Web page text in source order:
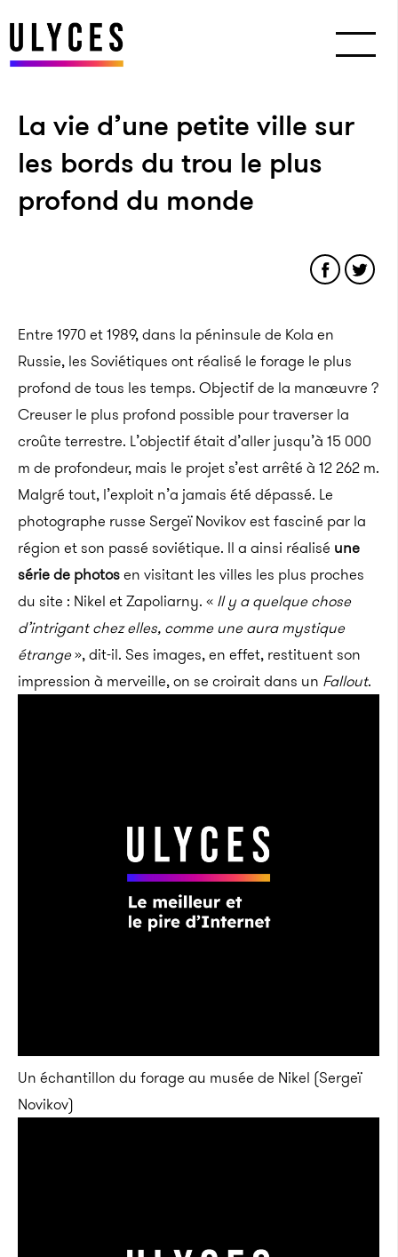
La vie d’une petite ville sur
les bords du trou le plus
profond du monde
Entre 1970 et 1989, dans la péninsule de Kola en
Russie, les Soviétiques ont réalisé le forage le plus
profond de tous les temps. Objectif de la manœuvre ?
Creuser le plus profond possible pour traverser la
croûte terrestre. L’objectif était d’aller jusqu’à 15 000
m de profondeur, mais le projet s’est arrêté à 12 262 m.
Malgré tout, l’exploit n’a jamais été dépassé. Le
photographe russe Sergeï Novikov est fasciné par la
région et son passé soviétique. Il a ainsi réalisé une
série de photosen visitant les villes les plus proches
du site : Nikel et Zapoliarny. « Il y a quelque chose
d’intrigant chez elles, comme une aura mystique
étrange», dit-il. Ses images, en effet, restituent son
impression à merveille, on se croirait dans un Fallout.
Un échantillon du forage au musée de Nikel (Sergeï
Novikov)